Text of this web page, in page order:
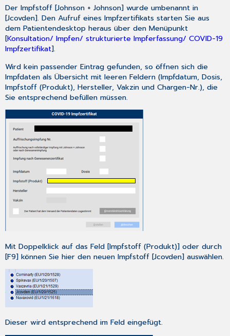
Anhang
5.1
Hilfreiche
Präparate-
Informationen
6
CGM TURBOMED
Punkt
für
Punkt
Checkliste
Update-
Checkliste
Nur
Verwendung
der
DVD:
Installationsarten:
Erster
Start
von
CGM
TURBOMED
nach
der
Installation
Der Impfstoff [Johnson + Johnson] wurde umbenannt in
[Jcovden]. Den Aufruf eines Impfzertifikats starten Sie aus
dem Patientendesktop heraus über den Menüpunkt
[Konsultation/ Impfen/ strukturierte Impferfassung/ COVID-19
Impfzertifikat].
Wird kein passender Eintrag gefunden, so öffnen sich die
Impfdaten als Übersicht mit leeren Feldern (Impfdatum, Dosis,
Impfstoff (Produkt), Hersteller, Vakzin und Chargen-Nr.), die
Sie entsprechend befüllen müssen.
Mit Doppelklick auf das Feld [Impfstoff (Produkt)] oder durch
[F9] können Sie hier den neuen Impfstoff [Jcovden] auswählen.
Dieser wird entsprechend im Feld eingefügt.